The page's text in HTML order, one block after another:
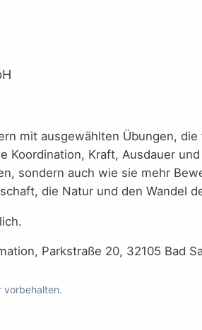
mit ausgewählten Übungen,
Koordination, Kraft, Ausdauer
sondern auch wie sie mehr
die Natur und den Wandel
Parkstraße 20, 32105 Bad
vorbehalten.